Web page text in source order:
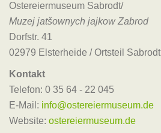
Ostereiermuseum Sabrodt/
Muzej jatšownych jajkow Zabrod
Dorfstr. 41
02979 Elsterheide / Ortsteil Sabrodt
Kontakt
Telefon: 0 35 64 - 22 045
E-Mail: info@ostereiermuseum.de
Website: ostereiermuseum.de